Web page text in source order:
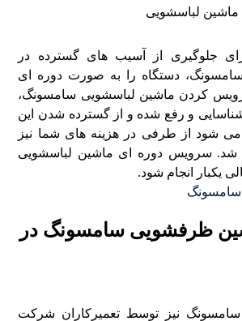
ماشین لباسشویی
جلوگیری از آسیب های گسترده در
دستگاه را به صورت دوره ای
کردن ماشین لباسشویی سامسونگ،
و رفع شده و از گسترده شدن این
شود از طرفی در هزینه های شما نیز
شد. سرویس دوره ای ماشین لباسشویی
یکبار انجام شود.
ظرفشویی سامسونگ در
نیز توسط تعمیرکاران شرکت